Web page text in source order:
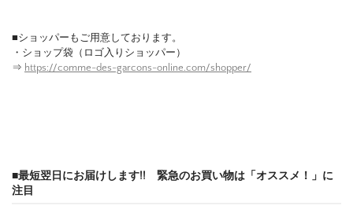
■ショッパーもご用意しております。
・ショップ袋（ロゴ入りショッパー）
⇒ https://comme-des-garcons-online.com/shopper/
■最短翌日にお届けします!! 緊急のお買い物は「オススメ！」に
注目